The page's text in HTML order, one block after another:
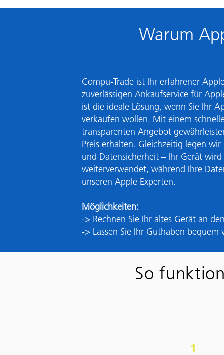
Warum
Compu-Trade ist Ihr erfahrener
zuverlässigen Ankaufservice für
ist die ideale Lösung, wenn Sie Ihr
verkaufen wollen. Mit einem
transparenten Angebot
Preis erhalten. Gleichzeitig legen
und Daten­sicherheit – Ihr Gerät
weiterverwendet, während Ihre
unseren Apple Experten.
Möglichkeiten:
-> Rechnen Sie Ihr altes Gerät an
-> Lassen Sie Ihr Guthaben bequem
So
1